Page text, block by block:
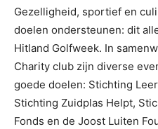
Gezelligheid, sportief en
doelen ondersteunen: dit
Hitland Golfweek. In
Charity club zijn diverse
goede doelen: Stichting
Stichting Zuidplas Helpt,
Fonds en de Joost Luiten